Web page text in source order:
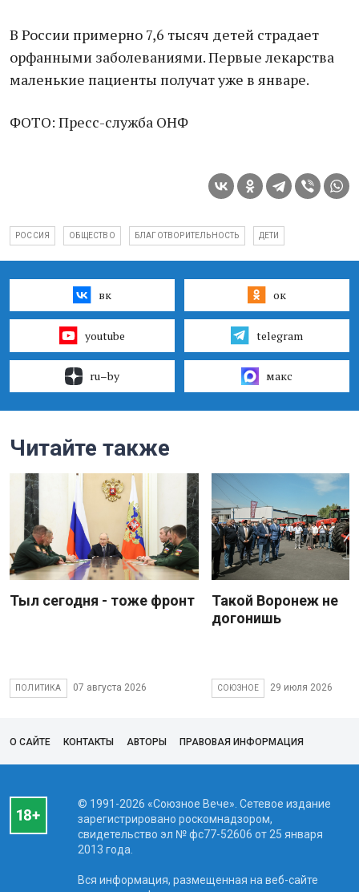
В России примерно 7,6 тысяч детей страдает
орфанными заболеваниями. Первые лекарства
маленькие пациенты получат уже в январе.
ФОТО: Пресс-служба ОНФ
РОССИЯ ОБЩЕСТВО БЛАГОТВОРИТЕЛЬНОСТЬ ДЕТИ
вк ок
youtube telegram
ru–by макс
Читайте также
Тыл сегодня - тоже фронт
ПОЛИТИКА 07 августа 2026
Такой Воронеж не
догонишь
СОЮЗНОЕ 29 июля 2026
О САЙТЕ КОНТАКТЫ АВТОРЫ ПРАВОВАЯ ИНФОРМАЦИЯ
© 1991-2026 «Союзное Вече». Сетевое издание
зарегистрировано роскомнадзором,
свидетельство эл № фc77-52606 от 25 января
2013 года.
Вся информация, размещенная на веб-сайте